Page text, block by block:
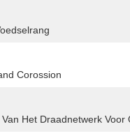
Corossion
Het Draadnetwerk Voor